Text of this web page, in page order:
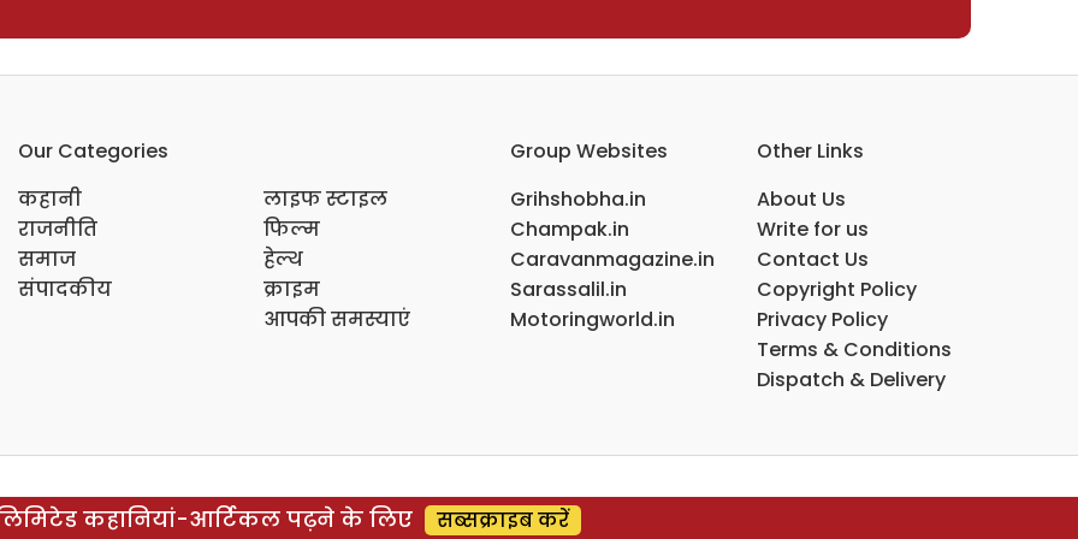
Our Categories
कहानी
राजनीति
समाज
संपादकीय
लाइफ स्टाइल
फिल्म
हेल्थ
क्राइम
आपकी समस्याएं
Group Websites
Grihshobha.in
Champak.in
Caravanmagazine.in
Sarassalil.in
Motoringworld.in
Other Links
About Us
Write for us
Contact Us
Copyright Policy
Privacy Policy
Terms & Conditions
Dispatch & Delivery
कहानियां-आर्टिकल पढ़ने के लिए सब्सक्राइब करें